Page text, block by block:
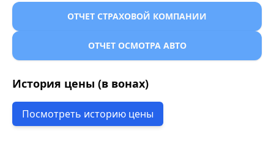
ОТЧЕТ СТРАХОВОЙ КОМПАНИИ
ОТЧЕТ ОСМОТРА АВТО
История цены (в вонах)
Посмотреть историю цены